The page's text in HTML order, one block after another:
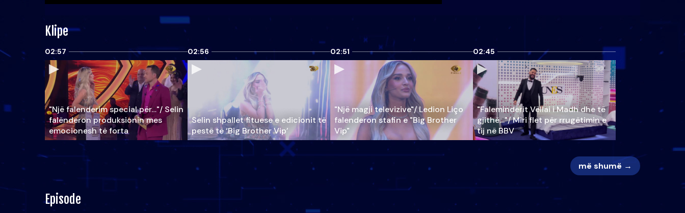
Klipe
02:57
"Një falenderim special për…"/ Selin
falënderon produksionin mes
emocionesh të forta
02:56
Selin shpallet fituese e edicionit të
pestë të ‘Big Brother Vip’
02:51
"Një magji televizive"/ Ledion Liço
falenderon stafin e "Big Brother
Vip"
02:45
"Faleminderit Vëllai i Madh dhe të
gjithë…"/ Miri flet për rrugëtimin e
tij në BBV
më shumë →
Episode